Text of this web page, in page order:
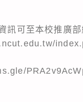
訊可至本校推廣